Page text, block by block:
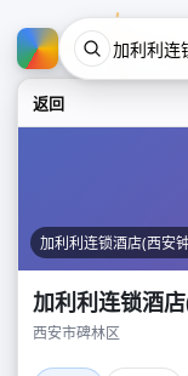
返回
加利利连锁酒店(西安
加利利连锁酒
西安市碑林区